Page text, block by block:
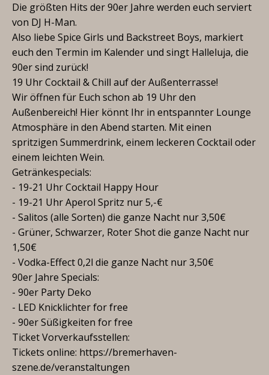
Die größten Hits der 90er Jahre werden euch serviert
von DJ H-Man.
Also liebe Spice Girls und Backstreet Boys, markiert
euch den Termin im Kalender und singt Halleluja, die
90er sind zurück!
19 Uhr Cocktail & Chill auf der Außenterrasse!
Wir öffnen für Euch schon ab 19 Uhr den
Außenbereich! Hier könnt Ihr in entspannter Lounge
Atmosphäre in den Abend starten. Mit einen
spritzigen Summerdrink, einem leckeren Cocktail oder
einem leichten Wein.
Getränkespecials:
- 19-21 Uhr Cocktail Happy Hour
- 19-21 Uhr Aperol Spritz nur 5,-€
- Salitos (alle Sorten) die ganze Nacht nur 3,50€
- Grüner, Schwarzer, Roter Shot die ganze Nacht nur
1,50€
- Vodka-Effect 0,2l die ganze Nacht nur 3,50€
90er Jahre Specials:
- 90er Party Deko
- LED Knicklichter for free
- 90er Süßigkeiten for free
Ticket Vorverkaufsstellen:
Tickets online: https://bremerhaven-
szene.de/veranstaltungen